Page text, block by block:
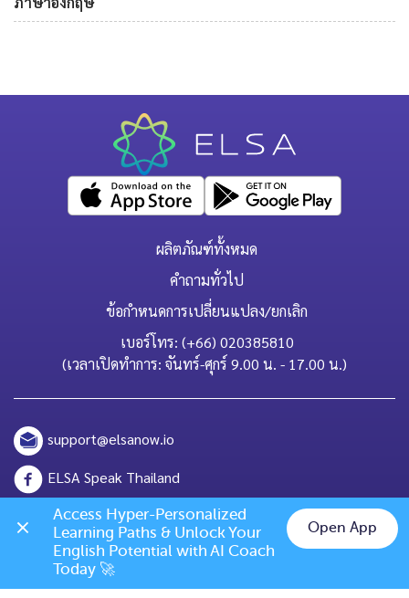
ผลิตภัณฑ์ทั้งหมด
คำถามทั่วไป
ข้อกำหนดการเปลี่ยนแปลง/ยกเลิก
เบอร์โทร: (+66) 020385810
(เวลาเปิดทำการ: จันทร์-ศุกร์ 9.00 น. - 17.00 น.)
support@elsanow.io
ELSA Speak Thailand
Channel ID: @elsaspeak
139 Old Orchard Dr, Los Gatos, CA 95032Chat on LINE
Access Hyper-Personalized
Learning Paths & Unlock Your
English Potential with AI Coach
Today 🚀
Open App